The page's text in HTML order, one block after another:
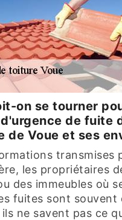
on se tourner
de fuite
de Voue et ses
transmises
les propriétaires
des immeubles où
fuites sont souvent
ne savent pas ce